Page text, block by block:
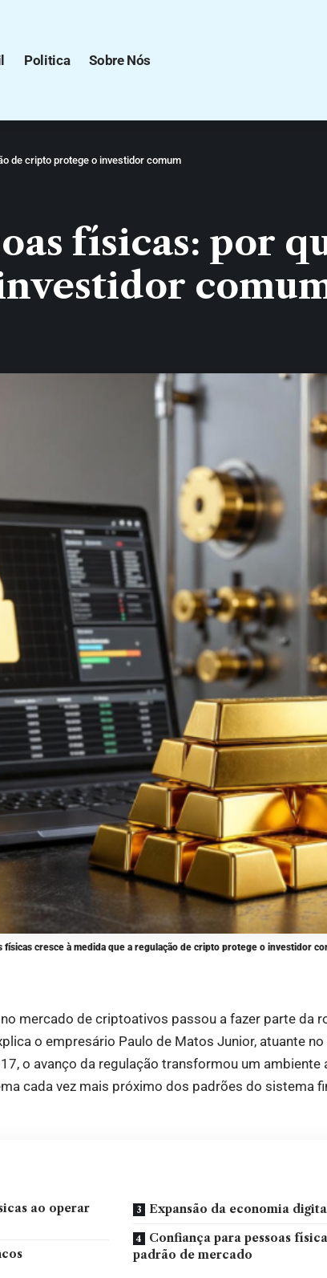
Politica Sobre Nós
de cripto protege o investidor comum
físicas: por
físicas cresce à medida que a regulação de cripto protege o investidor
mercado de criptoativos passou a fazer parte da
o empresário Paulo de Matos Junior, atuante
o avanço da regulação transformou um ambiente
cada vez mais próximo dos padrões do sistema
ao operar
Expansão da economia
Confiança para pessoas
padrão de mercado